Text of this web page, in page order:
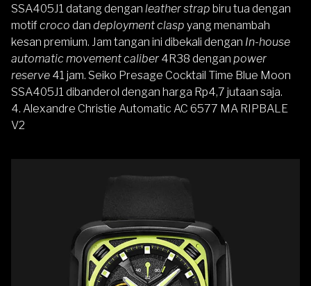
SSA405J1 datang dengan leather strap biru tua dengan
motifcroco dan deployment clasp yang menambah
kesan premium. Jam tangan ini dibekali dengan In-house
automatic movement caliber 4R38 dengan power
reserve 41 jam. Seiko Presage Cocktail Time Blue Moon
SSA405J1 dibanderol dengan harga Rp4,7 jutaan saja.
4. Alexandre Christie Automatic AC 6577 MA RIPBALE
V2